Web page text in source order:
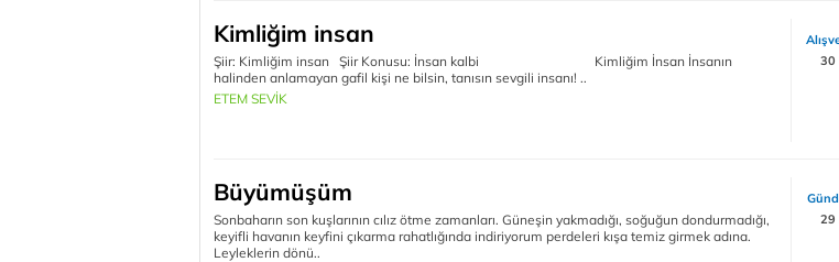
Kimliğim insan
Şiir: Kimliğim insan Şiir Konusu: İnsan kalbi Kimliğim İnsan İnsanın
halinden anlamayan gafil kişi ne bilsin, tanısın sevgili insanı! ..
ETEM SEVİK
30
Büyümüşüm
Sonbaharın son kuşlarının cılız ötme zamanları. Güneşin yakmadığı, soğuğun dondurmadığı,
keyifli havanın keyfini çıkarma rahatlığında indiriyorum perdeleri kışa temiz girmek adına.
Leyleklerin dönü..
29